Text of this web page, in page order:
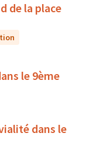
de la place
le 9ème
dans le